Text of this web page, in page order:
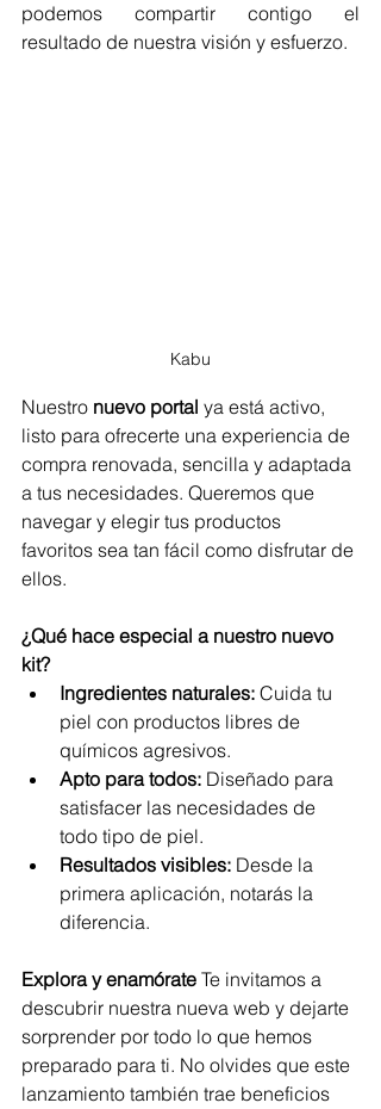
podemos compartir contigo el
resultado de nuestra visión y esfuerzo.
Kabu
Nuestro nuevo portal ya está activo,
listo para ofrecerte una experiencia de
compra renovada, sencilla y adaptada
a tus necesidades. Queremos que
navegar y elegir tus productos
favoritos sea tan fácil como disfrutar de
ellos.
¿Qué hace especial a nuestro nuevo
kit?
Ingredientes naturales: Cuida tu
piel con productos libres de
químicos agresivos.
Apto para todos: Diseñado para
satisfacer las necesidades de
todo tipo de piel.
Resultados visibles: Desde la
primera aplicación, notarás la
diferencia.
Explora y enamórate Te invitamos a
descubrir nuestra nueva web y dejarte
sorprender por todo lo que hemos
preparado para ti. No olvides que este
lanzamiento también trae beneficios